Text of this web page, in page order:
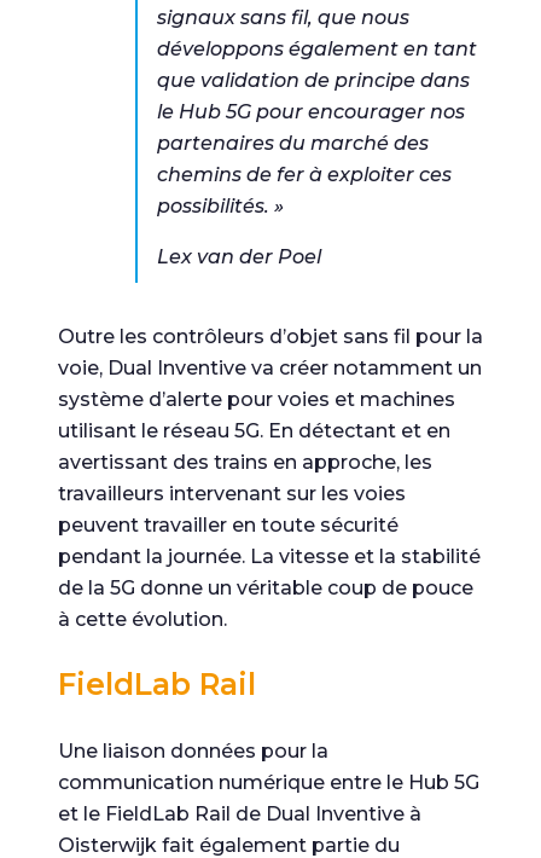
signaux sans fil, que nous
développons également en tant
que validation de principe dans
le Hub 5G pour encourager nos
partenaires du marché des
chemins de fer à exploiter ces
possibilités. »
Lex van der Poel
Outre les contrôleurs d’objet sans fil pour la
voie, Dual Inventive va créer notamment un
système d’alerte pour voies et machines
utilisant le réseau 5G. En détectant et en
avertissant des trains en approche, les
travailleurs intervenant sur les voies
peuvent travailler en toute sécurité
pendant la journée. La vitesse et la stabilité
de la 5G donne un véritable coup de pouce
à cette évolution.
FieldLab Rail
Une liaison données pour la
communication numérique entre le Hub 5G
et le FieldLab Rail de Dual Inventive à
Oisterwijk fait également partie du